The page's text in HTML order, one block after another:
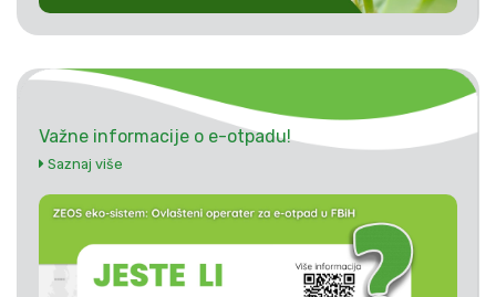
Važne informacije o e-otpadu!
Saznaj više